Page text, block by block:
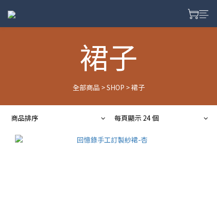
裙子
全部商品 >SHOP >裙子
商品排序 每頁顯示 24 個